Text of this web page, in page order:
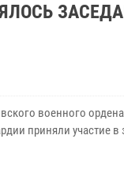
военного
приняли участие в